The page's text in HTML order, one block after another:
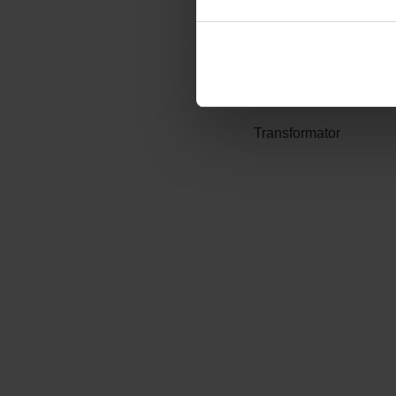
Transformator